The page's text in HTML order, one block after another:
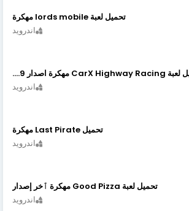
تحميل لعبة lords mobile مهكرة
اندرويد
تحميل لعبة CarX Highway Racing مهكرة اصدار v1.74.9
اندرويد
تحميل Last Pirate مهكرة
اندرويد
تحميل لعبة Good Pizza مهكرة ٱخر إصدار
اندرويد